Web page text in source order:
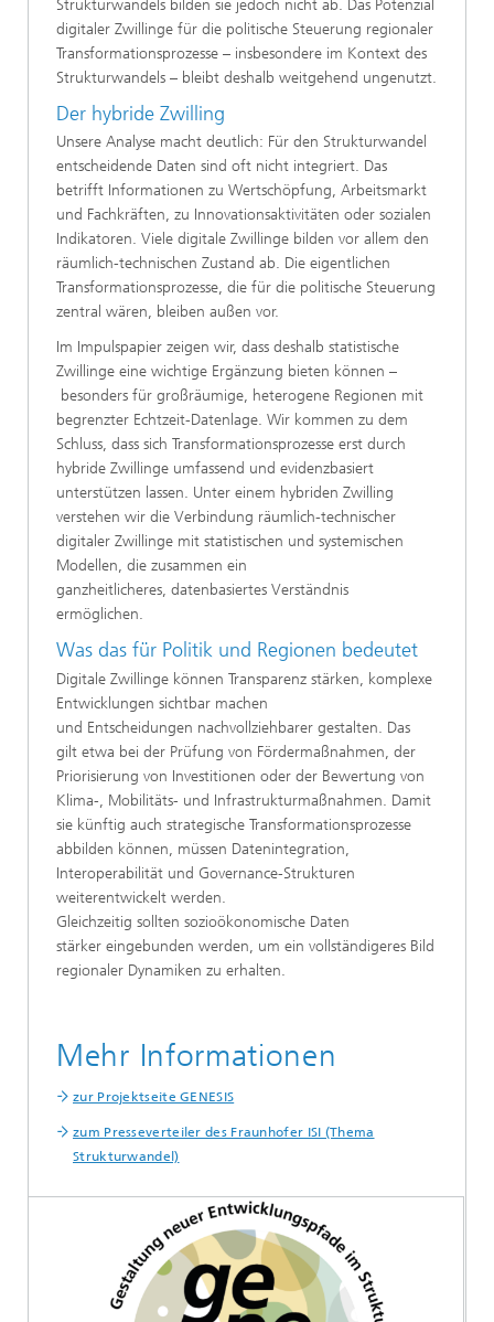
Strukturwandels bilden sie jedoch nicht ab. Das Potenzial
digitaler Zwillinge für die politische Steuerung regionaler
Transformationsprozesse – insbesondere im Kontext des
Strukturwandels – bleibt deshalb weitgehend ungenutzt.
Der hybride Zwilling
Unsere Analyse macht deutlich: Für den Strukturwandel
entscheidende Daten sind oft nicht integriert. Das
betrifft Informationen zu Wertschöpfung, Arbeitsmarkt
und Fachkräften, zu Innovationsaktivitäten oder sozialen
Indikatoren. Viele digitale Zwillinge bilden vor allem den
räumlich-technischen Zustand ab. Die eigentlichen
Transformationsprozesse, die für die politische Steuerung
zentral wären, bleiben außen vor.
Im Impulspapier zeigen wir, dass deshalb statistische
Zwillinge eine wichtige Ergänzung bieten können –
besonders für großräumige, heterogene Regionen mit
begrenzter Echtzeit-Datenlage. Wir kommen zu dem
Schluss, dass sich Transformationsprozesse erst durch
hybride Zwillinge umfassend und evidenzbasiert
unterstützen lassen. Unter einem hybriden Zwilling
verstehen wir die Verbindung räumlich-technischer
digitaler Zwillinge mit statistischen und systemischen
Modellen, die zusammen ein
ganzheitlicheres, datenbasiertes Verständnis
ermöglichen.
Was das für Politik und Regionen bedeutet
Digitale Zwillinge können Transparenz stärken, komplexe
Entwicklungen sichtbar machen
und Entscheidungen nachvollziehbarer gestalten. Das
gilt etwa bei der Prüfung von Fördermaßnahmen, der
Priorisierung von Investitionen oder der Bewertung von
Klima-, Mobilitäts- und Infrastrukturmaßnahmen. Damit
sie künftig auch strategische Transformationsprozesse
abbilden können, müssen Datenintegration,
Interoperabilität und Governance-Strukturen
weiterentwickelt werden.
Gleichzeitig sollten sozioökonomische Daten
stärker eingebunden werden, um ein vollständigeres Bild
regionaler Dynamiken zu erhalten.
Mehr Informationen
zur Projektseite GENESIS
zum Presseverteiler des Fraunhofer ISI (Thema
Strukturwandel)